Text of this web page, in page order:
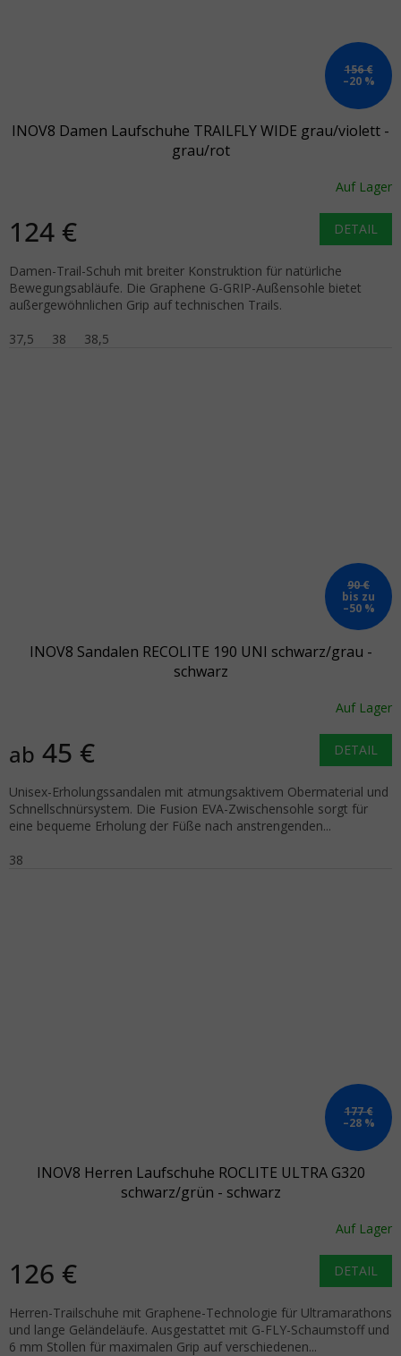
156 €
–20 %
INOV8 Damen Laufschuhe TRAILFLY WIDE grau/violett -
grau/rot
Auf Lager
124 € DETAIL
Damen-Trail-Schuh mit breiter Konstruktion für natürliche
Bewegungsabläufe. Die Graphene G-GRIP-Außensohle bietet
außergewöhnlichen Grip auf technischen Trails.
37,5
38 38,5
90 €
bis zu
–50 %
INOV8 Sandalen RECOLITE 190 UNI schwarz/grau -
schwarz
Auf Lager
ab 45 € DETAIL
Unisex-Erholungssandalen mit atmungsaktivem Obermaterial und
Schnellschnürsystem. Die Fusion EVA-Zwischensohle sorgt für
eine bequeme Erholung der Füße nach anstrengenden...
38
177 €
–28 %
INOV8 Herren Laufschuhe ROCLITE ULTRA G320
schwarz/grün - schwarz
Auf Lager
126 € DETAIL
Herren-Trailschuhe mit Graphene-Technologie für Ultramarathons
und lange Geländeläufe. Ausgestattet mit G-FLY-Schaumstoff und
6 mm Stollen für maximalen Grip auf verschiedenen...